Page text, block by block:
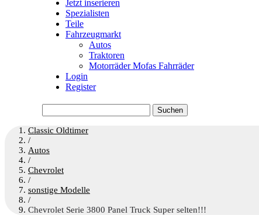
Jetzt inserieren
Spezialisten
Teile
Fahrzeugmarkt
Autos
Traktoren
Motorräder Mofas Fahrräder
Login
Register
nach:
Classic Oldtimer
/
Autos
/
Chevrolet
/
sonstige Modelle
/
Chevrolet Serie 3800 Panel Truck Super selten!!!